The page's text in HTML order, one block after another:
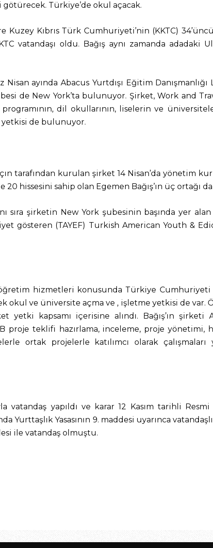
götürecek. Türkiye’de okul açacak.
Kuzey Kıbrıs Türk Cumhuriyeti’nin (KKTC)
vatandaşı oldu. Bağış aynı zamanda adadaki
ayında Abacus Yurtdışı Eğitim
de New York’ta bulunuyor. Şirket, Work and
dil okullarının, liselerin ve
yetkisi de bulunuyor.
tarafından kurulan şirket 14 Nisan’da yönetim
hissesini sahip olan Egemen Bağış’ın üç ortağı
sıra şirketin New York şubesinin başında yer
gösteren (TAYEF) Turkish American Youth &
hizmetleri konusunda Türkiye Cumhuriyeti
ve üniversite açma ve , işletme yetkisi de var.
kapsamı içerisine alındı. Bağış’ın şirketi
proje teklifi hazırlama, inceleme, proje yönetimi,
ortak projelerle katılımcı olarak
vatandaş yapıldı ve karar 12 Kasım tarihli Resmi
Yurttaşlık Yasasının 9. maddesi uyarınca
ile vatandaş olmuştu.